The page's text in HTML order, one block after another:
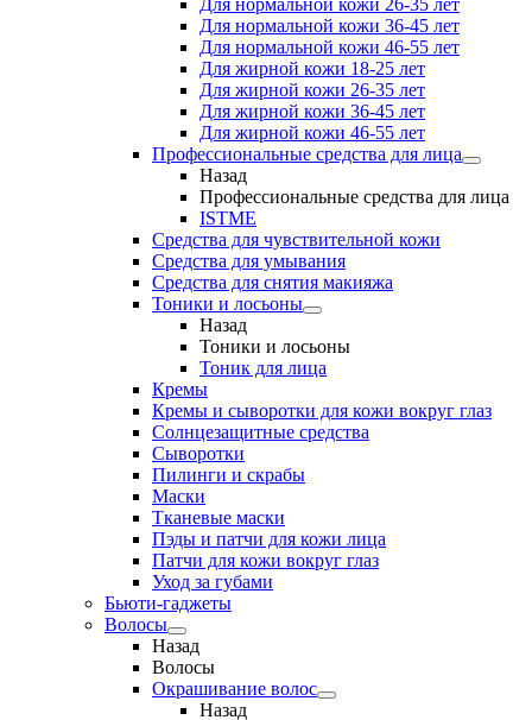
Для нормальной кожи 26-35 лет
Для нормальной кожи 36-45 лет
Для нормальной кожи 46-55 лет
Для жирной кожи 18-25 лет
Для жирной кожи 26-35 лет
Для жирной кожи 36-45 лет
Для жирной кожи 46-55 лет
Профессиональные средства для лица
Назад
Профессиональные средства для лица
ISTME
Средства для чувствительной кожи
Средства для умывания
Средства для снятия макияжа
Тоники и лосьоны
Назад
Тоники и лосьоны
Тоник для лица
Кремы
Кремы и сыворотки для кожи вокруг глаз
Солнцезащитные средства
Сыворотки
Пилинги и скрабы
Маски
Тканевые маски
Пэды и патчи для кожи лица
Патчи для кожи вокруг глаз
Уход за губами
Бьюти-гаджеты
Волосы
Назад
Волосы
Окрашивание волос
Назад